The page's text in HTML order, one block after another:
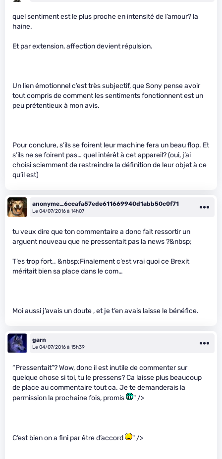
quel sentiment est le plus proche en intensité de l’amour? la
haine.
Et par extension, affection devient répulsion.
Un lien émotionnel c’est très subjectif, que Sony pense avoir
tout compris de comment les sentiments fonctionnent est un
peu prétentieux à mon avis.
Pour conclure, s’ils se foirent leur machine fera un beau flop. Et
s’ils ne se foirent pas… quel intérêt à cet appareil? (oui, j’ai
choisi sciemment de restreindre la définition de leur objet à ce
qu’il est)
anonyme_6ccafa57ede611669940d1abb50c0f71
Le 04/07/2016 à 14h07
tu veux dire que ton commentaire a donc fait ressortir un
arguent nouveau que ne pressentait pas la news ?&nbsp;
T’es trop fort.. &nbsp;Finalement c’est vrai quoi ce Brexit
méritait bien sa place dans le com…
Moi aussi j’avais un doute , et je t’en avais laisse le bénéfice.
garn
Le 04/07/2016 à 15h39
“Pressentait”? Wow, donc il est inutile de commenter sur
quelque chose si toi, tu le pressens? Ca laisse plus beaucoup
de place au commentaire tout ca. Je te demanderais la
permission la prochaine fois, promis
" />
C’est bien on a fini par être d’accord " />